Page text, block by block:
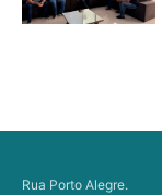
Rua Porto Alegre.